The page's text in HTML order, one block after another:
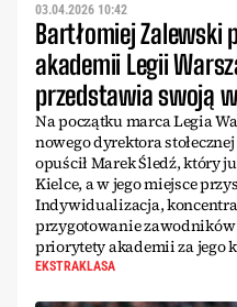
03.04.2026 10:42
Bartłomiej Zalewski
akademii Legii
przedstawia swoją
Na początku marca Legia
nowego dyrektora
opuścił Marek Śledź, który
Kielce, a w jego miejsce
Indywidualizacja,
przygotowanie zawodników
priorytety akademii za jego
EKSTRAKLASA